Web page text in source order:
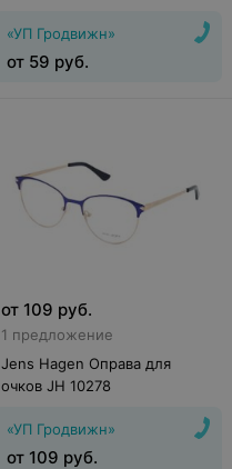
«УП Гродвижн»
от 59 руб.
от 109 руб.
1 предложение
Jens Hagen Оправа для
очков JH 10278
«УП Гродвижн»
от 109 руб.